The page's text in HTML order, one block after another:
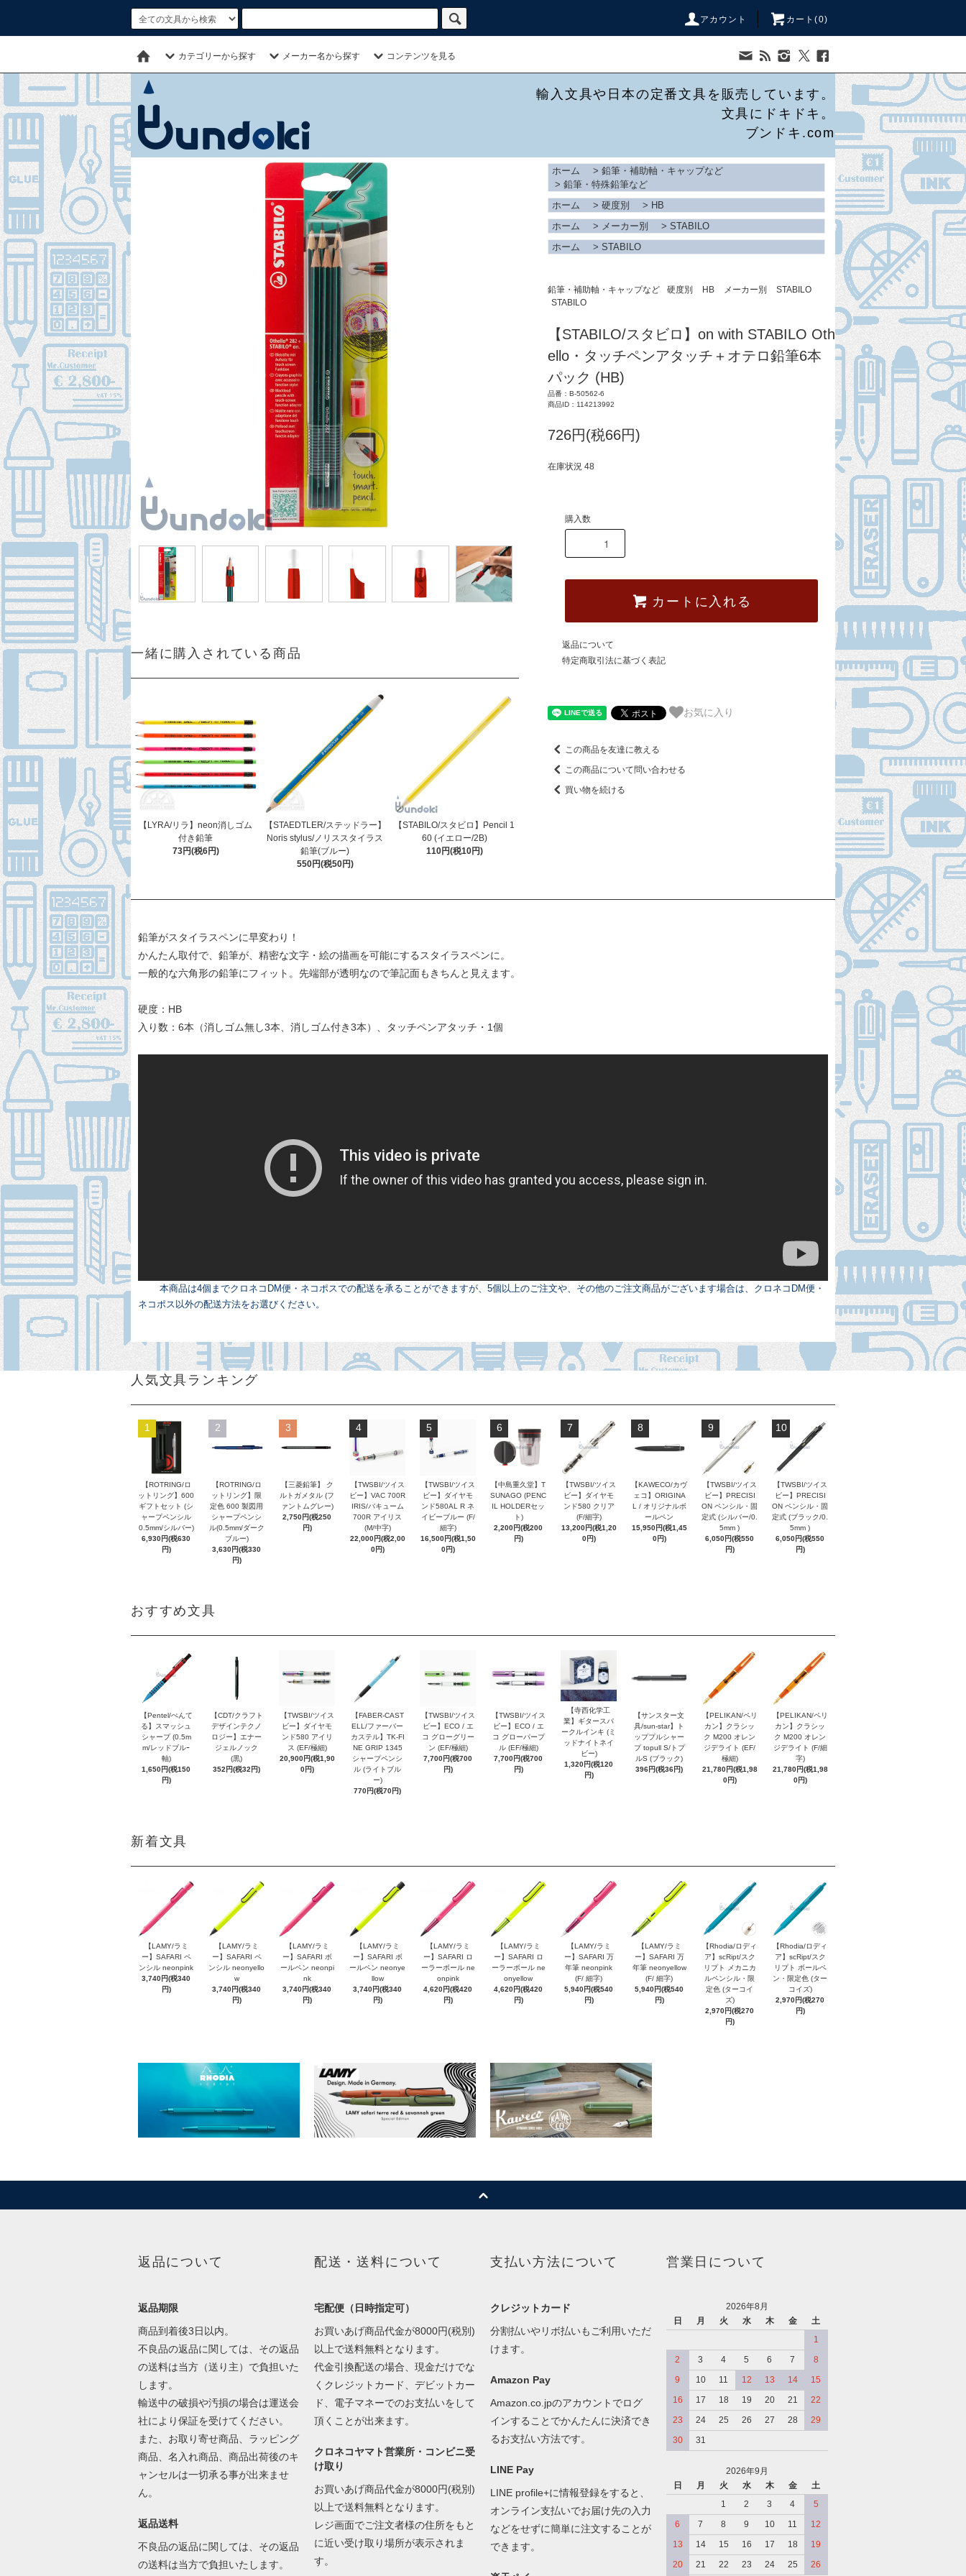
アカウント カート(0)
カテゴリーから探す メーカー名から探す コンテンツを見る
輸入文具や日本の定番文具を販売しています。
文具にドキドキ。
ブンドキ.com
一緒に購入されている商品
【LYRA/リラ】neon消しゴム
付き鉛筆
73円(税6円)
【STAEDTLER/ステッドラー】
Noris stylus/ノリススタイラス
鉛筆(ブルー)
550円(税50円)
【STABILO/スタビロ】Pencil 1
60 (イエロー/2B)
110円(税10円)
ホーム > 鉛筆・補助軸・キャップなど
> 鉛筆・特殊鉛筆など
ホーム
> 硬度別 > HB
ホーム
> メーカー別 > STABILO
ホーム
> STABILO
鉛筆・補助軸・キャップなど 硬度別 HB メーカー別
STABILO
STABILO
【STABILO/スタビロ】on with STABILO Oth
ello・タッチペンアタッチ＋オテロ鉛筆6本
パック (HB)
品番：B-50562-6
商品ID：114213992
726円(税66円)
在庫状況 48
購入数
カートに入れる
返品について
特定商取引法に基づく表記
お気に入り
この商品を友達に教える
この商品について問い合わせる
買い物を続ける
鉛筆がスタイラスペンに早変わり！
かんたん取付で、鉛筆が、精密な文字・絵の描画を可能にするスタイラスペンに。
一般的な六角形の鉛筆にフィット。先端部が透明なので筆記面もきちんと見えます。
硬度：HB
入り数：6本（消しゴム無し3本、消しゴム付き3本）、タッチペンアタッチ・1個
本商品は4個までクロネコDM便・ネコポスでの配送を承ることができますが、5個以上のご注文や、その他のご注文商品がございます場合は、クロネコDM便・
ネコポス以外の配送方法をお選びください。
人気文具ランキング
1
【ROTRING/ロ
ットリング】600
ギフトセット (シ
ャープペンシル
0.5mm/シルバー)
6,930円(税630
円)
2
【ROTRING/ロ
ットリング】限
定色 600 製図用
シャープペンシ
ル(0.5mm/ダーク
ブルー)
3,630円(税330
円)
3
【三菱鉛筆】 ク
ルトガメタル (フ
ァントムグレー)
2,750円(税250
円)
4
【TWSBI/ツイス
ビー】VAC 700R
IRIS/バキューム
700R アイリス
(M/中字)
22,000円(税2,00
0円)
5
【TWSBI/ツイス
ビー】ダイヤモ
ンド580AL R ネ
イビーブルー (F/
細字)
16,500円(税1,50
0円)
6
【中島重久堂】T
SUNAGO (PENC
IL HOLDERセッ
ト)
2,200円(税200
円)
7
【TWSBI/ツイス
ビー】ダイヤモ
ンド580 クリア
(F/細字)
13,200円(税1,20
0円)
8
【KAWECO/カヴ
ェコ】ORIGINA
L / オリジナルボ
ールペン
15,950円(税1,45
0円)
9
【TWSBI/ツイス
ビー】PRECISI
ON ペンシル・固
定式 (シルバー/0.
5mm )
6,050円(税550
円)
10
【TWSBI/ツイス
ビー】PRECISI
ON ペンシル・固
定式 (ブラック/0.
5mm )
6,050円(税550
円)
おすすめ文具
【Pentel/ぺんて
る】スマッシュ
シャープ (0.5m
m/レッドブルｰ
軸)
1,650円(税150
円)
【CDT/クラフト
デザインテクノ
ロジー】エナー
ジェルノック
(黒)
352円(税32円)
【TWSBI/ツイス
ビー】ダイヤモ
ンド580 アイリ
ス (EF/極細)
20,900円(税1,90
0円)
【FABER-CAST
ELL/ファーバー
カステル】TK-FI
NE GRIP 1345
シャープペンシ
ル (ライトブル
ー)
770円(税70円)
【TWSBI/ツイス
ビー】ECO / エ
コ グローグリー
ン (EF/極細)
7,700円(税700
円)
【TWSBI/ツイス
ビー】ECO / エ
コ グローパープ
ル (EF/極細)
7,700円(税700
円)
【寺西化学工
業】ギタースパ
ークルインキ (ミ
ッドナイトネイ
ビー)
1,320円(税120
円)
【サンスター文
具/sun-star】ト
ッププルシャー
プ topull S/トプ
ルS (ブラック)
396円(税36円)
【PELIKAN/ペリ
カン】クラシッ
ク M200 オレン
ジデライト (EF/
極細)
21,780円(税1,98
0円)
【PELIKAN/ペリ
カン】クラシッ
ク M200 オレン
ジデライト (F/細
字)
21,780円(税1,98
0円)
新着文具
【LAMY/ラミ
ー】SAFARI ペ
ンシル neonpink
3,740円(税340
円)
【LAMY/ラミ
ー】SAFARI ペ
ンシル neonyello
w
3,740円(税340
円)
【LAMY/ラミ
ー】SAFARI ボ
ールペン neonpi
nk
3,740円(税340
円)
【LAMY/ラミ
ー】SAFARI ボ
ールペン neonye
llow
3,740円(税340
円)
【LAMY/ラミ
ー】SAFARI ロ
ーラーボール ne
onpink
4,620円(税420
円)
【LAMY/ラミ
ー】SAFARI ロ
ーラーボール ne
onyellow
4,620円(税420
円)
【LAMY/ラミ
ー】SAFARI 万
年筆 neonpink
(F/ 細字)
5,940円(税540
円)
【LAMY/ラミ
ー】SAFARI 万
年筆 neonyellow
(F/ 細字)
5,940円(税540
円)
【Rhodia/ロディ
ア】scRipt/スク
リプト メカニカ
ルペンシル・限
定色 (ターコイ
ズ)
2,970円(税270
円)
【Rhodia/ロディ
ア】scRipt/スク
リプト ボールペ
ン・限定色 (ター
コイズ)
2,970円(税270
円)
返品について
返品期限
商品到着後3日以内。
不良品の返品に関しては、その返品
の送料は当方（送り主）で負担いた
します。
輸送中の破損や汚損の場合は運送会
社により保証を受けてください。
また、お取り寄せ商品、ラッピング
商品、名入れ商品、商品出荷後のキ
ャンセルは一切承る事が出来ませ
ん。
返品送料
不良品の返品に関しては、その返品
の送料は当方で負担いたします。
配送・送料について
宅配便（日時指定可）
お買いあげ商品代金が8000円(税別)
以上で送料無料となります。
代金引換配送の場合、現金だけでな
くクレジットカード、デビットカー
ド、電子マネーでのお支払いをして
頂くことが出来ます。
クロネコヤマト営業所・コンビニ受
け取り
お買いあげ商品代金が8000円(税別)
以上で送料無料となります。
レジ画面でご注文者様の住所をもと
に近い受け取り場所が表示されま
す。
支払い方法について
クレジットカード
分割払いやリボ払いもご利用いただ
けます。
Amazon Pay
Amazon.co.jpのアカウントでログ
インすることでかんたんに決済でき
るお支払い方法です。
LINE Pay
LINE profile+に情報登録をすると、
オンライン支払いでお届け先の入力
などをせずに簡単に注文することが
できます。
営業日について
2026年8月
日
月 火 水 木 金
土
1
2
3 4 5 6 7
8
9
10 11 12 13 14
15
16
17 18 19 20 21
22
23
24 25 26 27 28
29
30
31
2026年9月
日
月 火 水 木 金
土
1
2 3 4
5
6
7 8 9 10 11
12
13
14 15 16 17 18
19
20
21 22 23 24 25 26